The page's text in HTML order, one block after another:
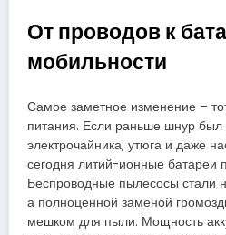
От проводов к
мобильности
Самое заметное изменение –
питания. Если раньше шнур был
электрочайника, утюга и даже
сегодня литий-ионные батареи
Беспроводные пылесосы стали
а полноценной заменой
мешком для пыли. Мощность